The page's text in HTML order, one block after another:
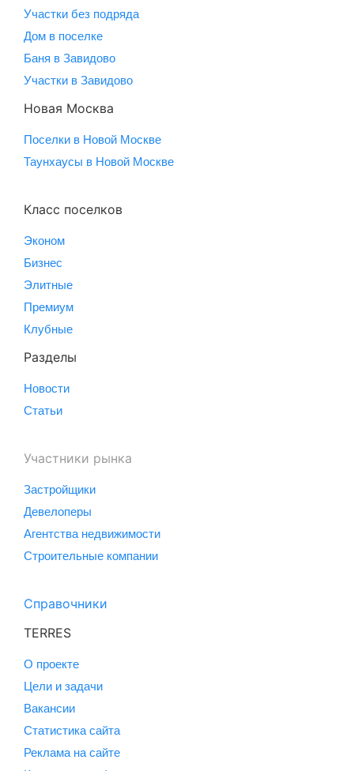
Участки без подряда
Дом в поселке
Баня в Завидово
Участки в Завидово
Новая Москва
Поселки в Новой Москве
Таунхаусы в Новой Москве
Класс поселков
Эконом
Бизнес
Элитные
Премиум
Клубные
Разделы
Новости
Статьи
Участники рынка
Застройщики
Девелоперы
Агентства недвижимости
Строительные компании
Справочники
TERRES
О проекте
Цели и задачи
Вакансии
Статистика сайта
Реклама на сайте